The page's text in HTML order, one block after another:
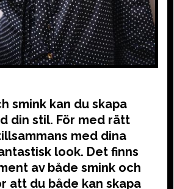
smink kan du skapa
din stil. För med rätt
med dina
look. Det finns
av både smink och
att du både kan skapa